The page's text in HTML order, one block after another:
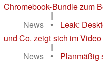
Chromebook-Bundle zum
|
News
•
Leak:
und Co. zeigt sich im Video
|
News
•
Planmäßig